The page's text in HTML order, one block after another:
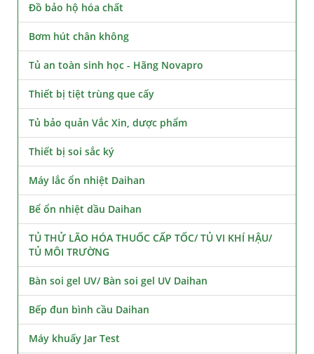
Đồ bảo hộ hóa chất
Bơm hút chân không
Tủ an toàn sinh học - Hãng Novapro
Thiết bị tiệt trùng que cấy
Tủ bảo quản Vắc Xin, dược phẩm
Thiết bị soi sắc ký
Máy lắc ổn nhiệt Daihan
Bể ổn nhiệt dầu Daihan
TỦ THỬ LÃO HÓA THUỐC CẤP TỐC/ TỦ VI KHÍ HẬU/
TỦ MÔI TRƯỜNG
Bàn soi gel UV/ Bàn soi gel UV Daihan
Bếp đun bình cầu Daihan
Máy khuấy Jar Test